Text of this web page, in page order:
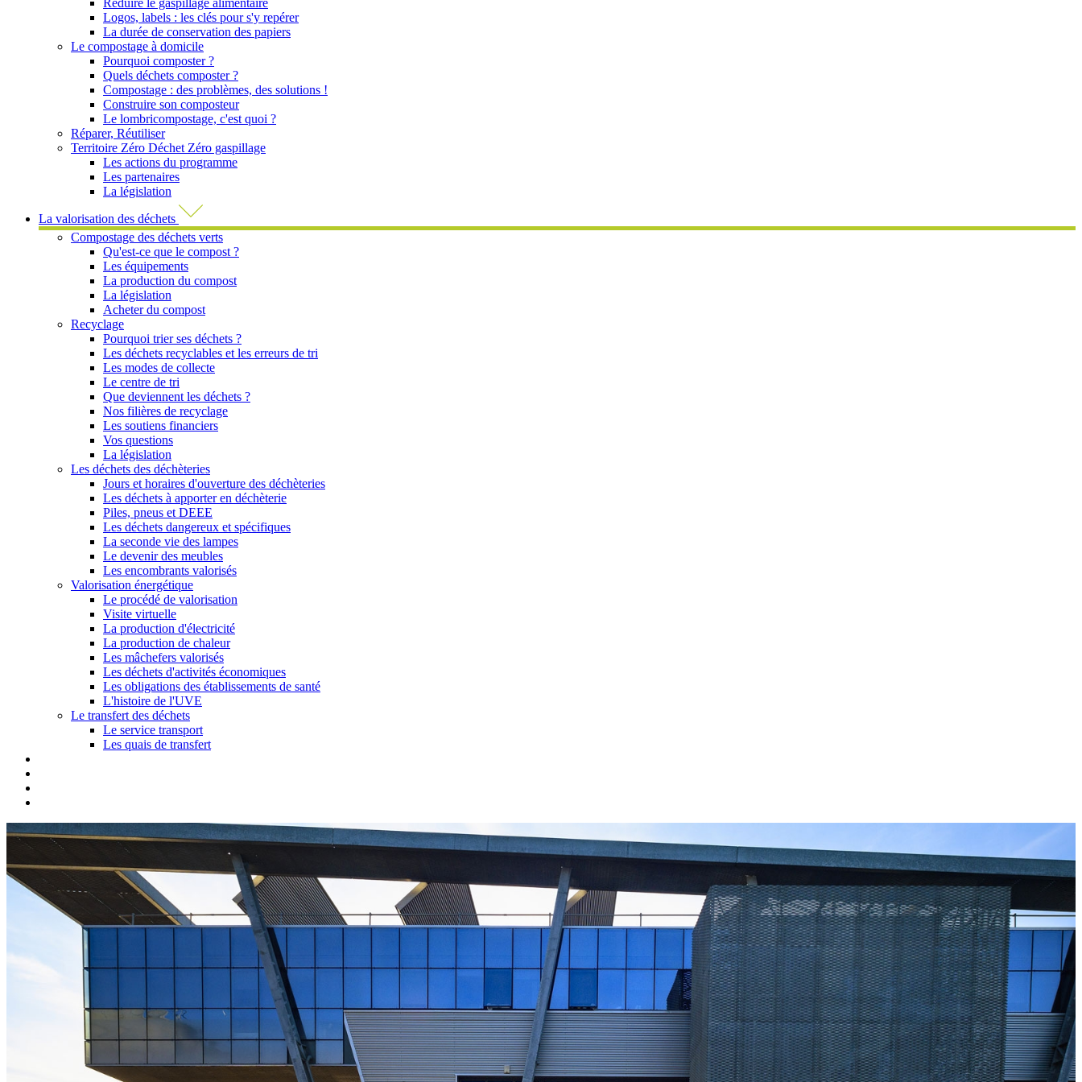
Réduire le gaspillage alimentaire
Logos, labels : les clés pour s'y repérer
La durée de conservation des papiers
Le compostage à domicile
Pourquoi composter ?
Quels déchets composter ?
Compostage : des problèmes, des solutions !
Construire son composteur
Le lombricompostage, c'est quoi ?
Réparer, Réutiliser
Territoire Zéro Déchet Zéro gaspillage
Les actions du programme
Les partenaires
La législation
La valorisation des déchets
Compostage des déchets verts
Qu'est-ce que le compost ?
Les équipements
La production du compost
La législation
Acheter du compost
Recyclage
Pourquoi trier ses déchets ?
Les déchets recyclables et les erreurs de tri
Les modes de collecte
Le centre de tri
Que deviennent les déchets ?
Nos filières de recyclage
Les soutiens financiers
Vos questions
La législation
Les déchets des déchèteries
Jours et horaires d'ouverture des déchèteries
Les déchets à apporter en déchèterie
Piles, pneus et DEEE
Les déchets dangereux et spécifiques
La seconde vie des lampes
Le devenir des meubles
Les encombrants valorisés
Valorisation énergétique
Le procédé de valorisation
Visite virtuelle
La production d'électricité
La production de chaleur
Les mâchefers valorisés
Les déchets d'activités économiques
Les obligations des établissements de santé
L'histoire de l'UVE
Le transfert des déchets
Le service transport
Les quais de transfert